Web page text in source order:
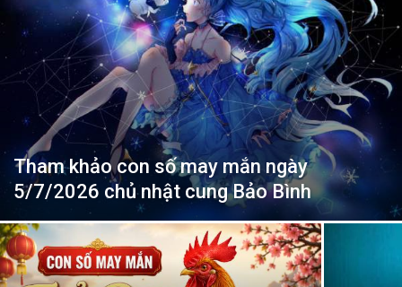
Tham khảo con số may mắn ngày
5/7/2026 chủ nhật cung Bảo Bình